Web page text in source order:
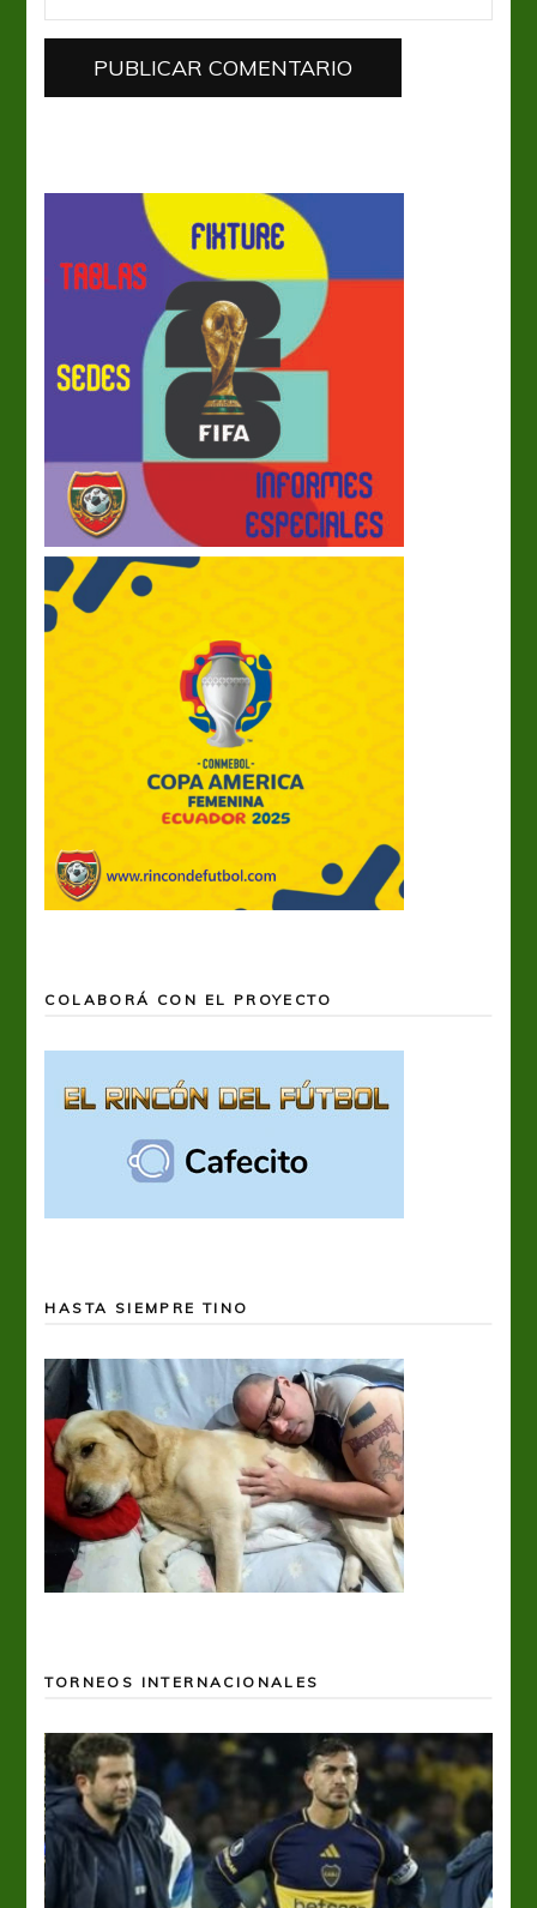
COLABORÁ CON EL PROYECTO
HASTA SIEMPRE TINO
TORNEOS INTERNACIONALES